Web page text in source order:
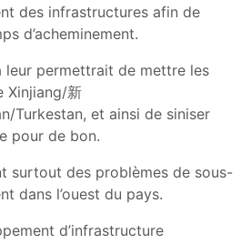
des infrastructures afin de
d’acheminement.
leur permettrait de mettre les
Xinjiang/新
Turkestan, et ainsi de siniser
pour de bon.
surtout des problèmes de sous-
dans l’ouest du pays.
d’infrastructure